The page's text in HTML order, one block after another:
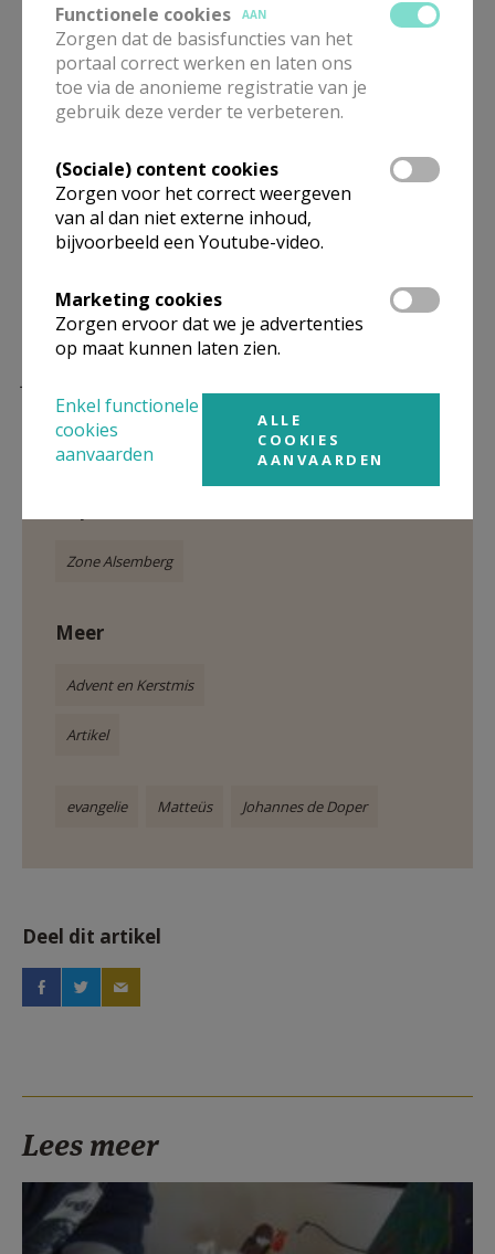
Hij in Jezus gestalte kreeg, die het opneemt voor wie
verlamd en geslagen is. In die God wil ik mij
herkennen, Hij die hoop is voor de wanhopigen,
toeverlaat en bron van vrede voor wie zoekt naar
Soms moeten slachtoffers van ongerechtigheid lang
wachten op gehoor en gerechtigheid. Maar mag het
hen dan rust en heling bezorgen, genezing van
in deze tijd aanwezig mag komen, licht voor allen die
ernaar uitkijken.
Zone Alsemberg
Meer
Advent en Kerstmis
Artikel
evangelie Matteüs Johannes de Doper
Deel dit artikel
Lees meer
Functionele cookies AAN
Zorgen dat de basisfuncties van het
portaal correct werken en laten ons
toe via de anonieme registratie van je
gebruik deze verder te verbeteren.
(Sociale) content cookies
Zorgen voor het correct weergeven
van al dan niet externe inhoud,
bijvoorbeeld een Youtube-video.
Marketing cookies
Zorgen ervoor dat we je advertenties
op maat kunnen laten zien.
Enkel functionele
cookies
aanvaarden
ALLE
COOKIES
AANVAARDEN